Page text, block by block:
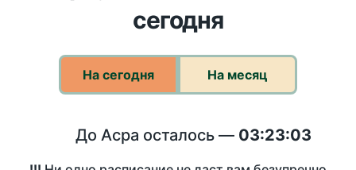
сегодня
На сегодня На месяц
До Асра осталось — 03:23:03